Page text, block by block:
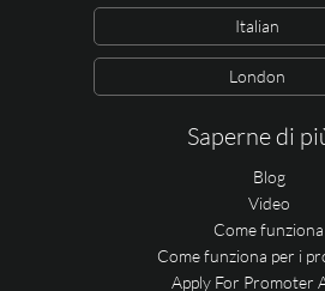
Italian
London
Saperne di
Blog
Video
Come funziona
Come funziona per i
Apply For Promoter